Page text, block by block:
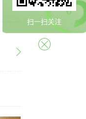
扫一扫关注